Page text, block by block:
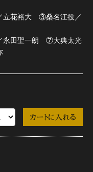
立花裕大 ③桑名江役／
永田聖一朗 ⑦大典太光